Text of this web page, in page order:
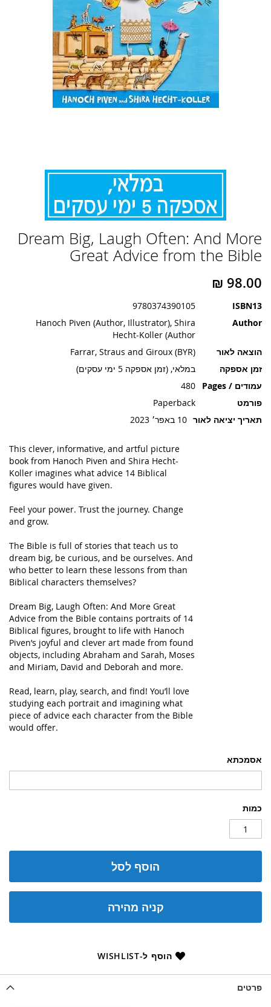
אסמכתא
כמות
הוסף לסל
קניה מהירה
הוסף ל-WISHLIST
Dream Big, Laugh Often: And More
Great Advice from the Bible
ISBN13
9780374390105
Author
Hanoch Piven (Author, Illustrator), Shira
Hecht-Koller (Author
הוצאה לאור
Farrar, Straus and Giroux (BYR)
זמן אספקה
במלאי, (זמן אספקה 5 ימי עסקים)
עמודים / Pages
480
פורמט
Paperback
תאריך יציאה לאור 10 באפר׳ 2023
This clever, informative, and artful picture
book from Hanoch Piven and Shira Hecht-
Koller imagines what advice 14 Biblical
figures would have given.
Feel your power. Trust the journey. Change
and grow.
The Bible is full of stories that teach us to
dream big, be curious, and be ourselves. And
who better to learn these lessons from than
Biblical characters themselves?
Dream Big, Laugh Often: And More Great
Advice from the Bible contains portraits of 14
Biblical figures, brought to life with Hanoch
Piven’s joyful and clever art made from found
objects, including Abraham and Sarah, Moses
and Miriam, David and Deborah and more.
Read, learn, play, search, and find! You’ll love
studying each portrait and imagining what
piece of advice each character from the Bible
would offer.
להתחלה
של
גלריית
פרטים